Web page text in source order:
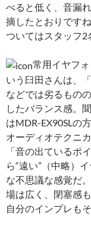
べると低く、音漏
摘したとおりです
ついてはスタッフ2
常用イヤフ
いう臼田さんは、
などでは劣るもの
したバランス感。
はMDR-EX90SLの
オーディオテクニ
「音の出ているポ
ら“遠い”（中略）
な不思議な感覚だ
場は広く、閉塞感
自分のインプレも